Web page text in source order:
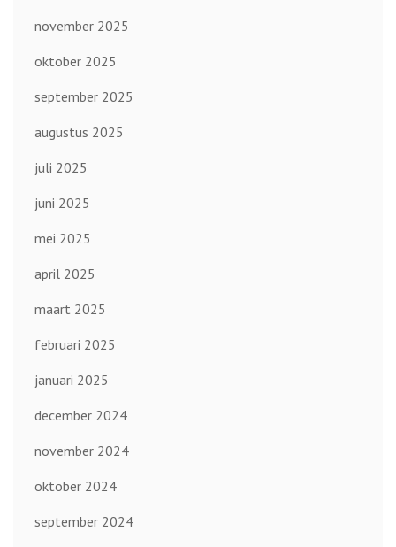
november 2025
oktober 2025
september 2025
augustus 2025
juli 2025
juni 2025
mei 2025
april 2025
maart 2025
februari 2025
januari 2025
december 2024
november 2024
oktober 2024
september 2024